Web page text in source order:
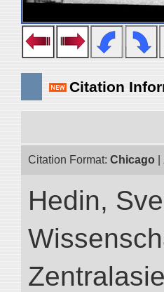
Citation
Citation Format: Chicago
Hedin,